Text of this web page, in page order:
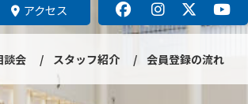
アクセス
談会 スタッフ紹介 会員登録の流れ